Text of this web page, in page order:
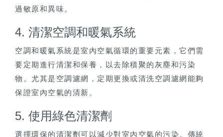
過敏原和異味。
4. 清潔空調和暖氣系統
空調和暖氣系統是室內空氣循環的重要元素，它們需
要定期進行清潔和保養，以去除積聚的灰塵和污染
物。尤其是空調濾網，定期更換或清洗空調濾網能夠
保證室內空氣的清新。
5. 使用綠色清潔劑
選擇環保的清潔劑可以減少對室內空氣的污染。傳統